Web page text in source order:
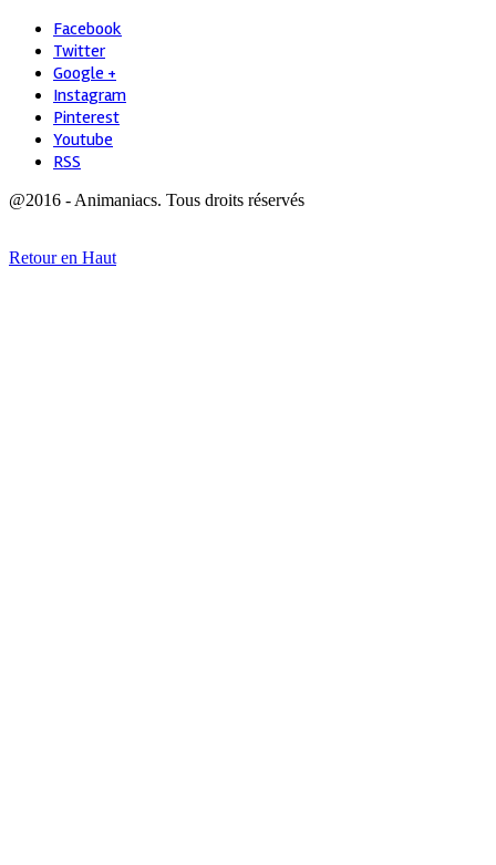
Facebook
Twitter
Google +
Instagram
Pinterest
Youtube
RSS
@2016 - Animaniacs. Tous droits réservés
Retour en Haut